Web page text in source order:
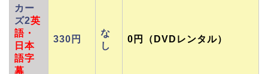
カー
ズ2英
語 ・
日本
語字
幕
330円
な
し
0円（DVDレンタル）